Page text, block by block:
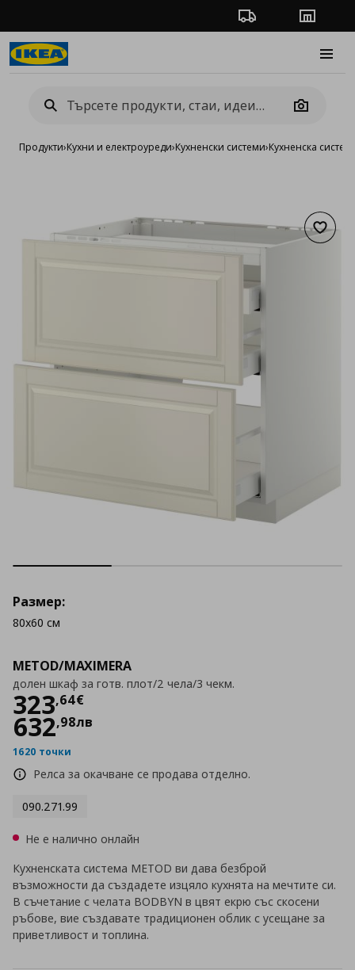
Проследяване на
Camera
Продукти›Кухни и електроуреди›Кухненски системи›Кухненска
METOD/MAXIMERA
долен шкаф за готв. плот/2 чела/3 чекм.
323,64€
Цена
632,98лв
1620 точки
Релса за окачване се продава отделно.
090.271.99
Размер:
80x60 см
Не е налично онлайн
Кухненската система METOD ви дава безброй
възможности да създадете изцяло кухнята на мечтите си.
В съчетание с челата BODBYN в цвят екрю със скосени
ръбове, вие създавате традиционен облик с усещане за
приветливост и топлина.